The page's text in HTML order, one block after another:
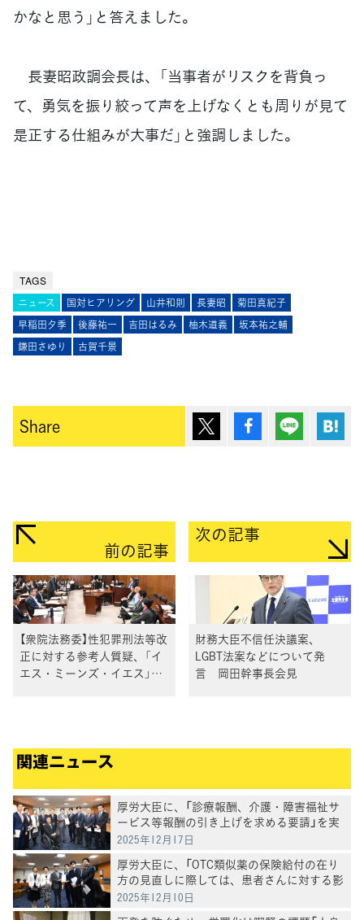
かなと思う」と答えました。
長妻昭政調会長は、「当事者がリスクを背負っ
て、勇気を振り絞って声を上げなくとも周りが見て
是正する仕組みが大事だ」と強調しました。
TAGS
ニュース 国対ヒアリング 山井和則 長妻昭
菊田真紀子
早稲田夕季
後藤祐一 吉田はるみ 柚木道義
坂本祐之輔
鎌田さゆり
古賀千景
Share ポスト シェア Lineで送
前の記事
【衆院法務委】性犯罪刑法等改
正に対する参考人質疑、「イ
エス・ミーンズ・イエス」を
次の記事
財務大臣不信任決議案、
LGBT法案などについて発
言 岡田幹事長会見
関連ニュース
厚労大臣に、「診療報酬、介護・障害福祉サ
ービス等報酬の引き上げを求める要請」を実
施
2025年12月17日
厚労大臣に、「OTC類似薬の保険給付の在り
方の見直しに際しては、患者さんに対する影
響の検証を求める要請」を実施
2025年12月10日